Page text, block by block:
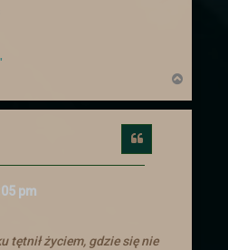
ponad miesiąc
g
pm
tętnił życiem, gdzie się nie